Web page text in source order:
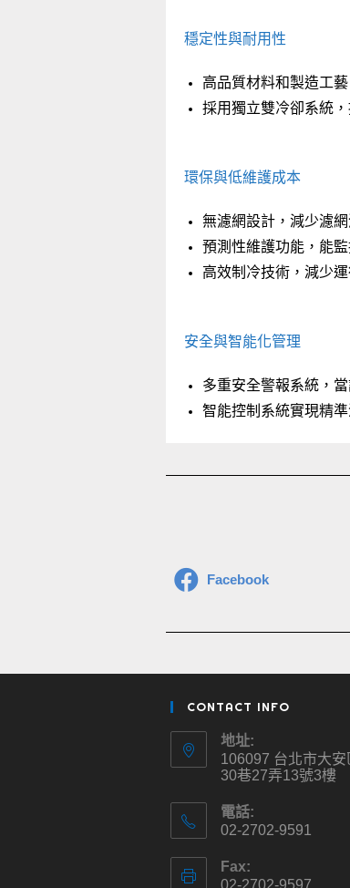
穩定性與耐用性
高品質材料和製造工
採用獨立雙冷卻系統
環保與低維護成本
無濾網設計，減少濾
預測性維護功能，能
高效制冷技術，減少
安全與智能化管理
多重安全警報系統，
智能控制系統實現精
Facebook
CONTACT INFO
地址:
106097 台北市大
30巷27弄13號3樓
電話:
02-2702-9591
Fax:
02-2702-9597